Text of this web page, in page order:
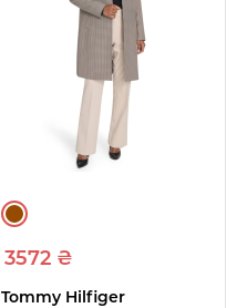
3572 ₴
Tommy Hilfiger